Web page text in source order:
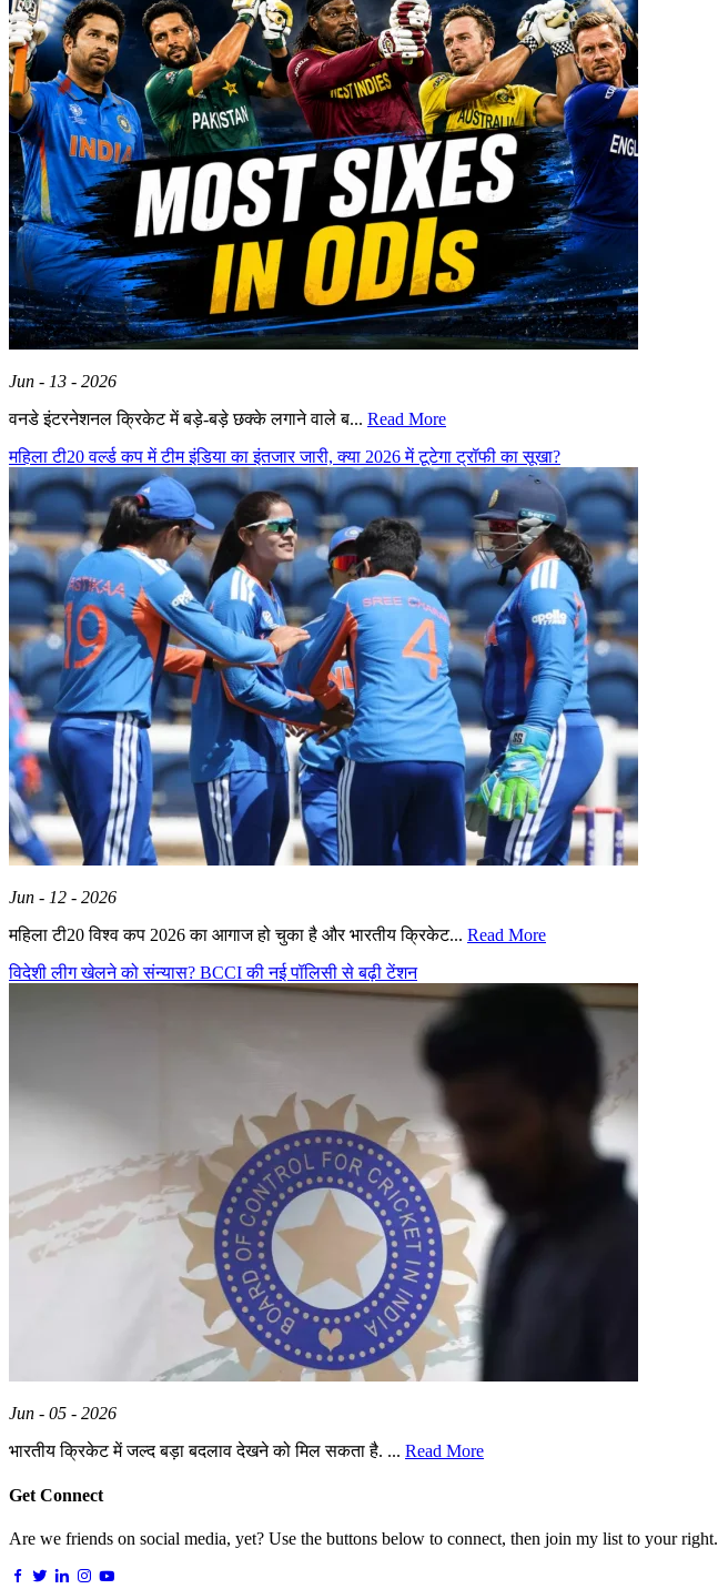
Jun - 13 - 2026
वनडे इंटरनेशनल क्रिकेट में बड़े-बड़े छक्के लगाने वाले ब... Read More
महिला टी20 वर्ल्ड कप में टीम इंडिया का इंतजार जारी, क्या 2026 में टूटेगा ट्रॉफी का सूखा?
Jun - 12 - 2026
महिला टी20 विश्व कप 2026 का आगाज हो चुका है और भारतीय क्रिकेट... Read More
विदेशी लीग खेलने को संन्यास? BCCI की नई पॉलिसी से बढ़ी टेंशन
Jun - 05 - 2026
भारतीय क्रिकेट में जल्द बड़ा बदलाव देखने को मिल सकता है. ... Read More
Get Connect
Are we friends on social media, yet? Use the buttons below to connect, then join my list to your right.